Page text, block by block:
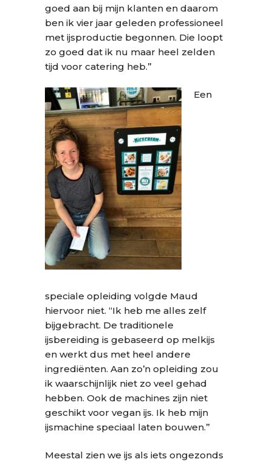
goed aan bij mijn klanten en daarom
ben ik vier jaar geleden professioneel
met ijsproductie begonnen. Die loopt
zo goed dat ik nu maar heel zelden
tijd voor catering heb.”
Een
speciale opleiding volgde Maud
hiervoor niet. “Ik heb me alles zelf
bijgebracht. De traditionele
ijsbereiding is gebaseerd op melkijs
en werkt dus met heel andere
ingrediënten. Aan zo’n opleiding zou
ik waarschijnlijk niet zo veel gehad
hebben. Ook de machines zijn niet
geschikt voor vegan ijs. Ik heb mijn
ijsmachine speciaal laten bouwen.”
Meestal zien we ijs als iets ongezonds